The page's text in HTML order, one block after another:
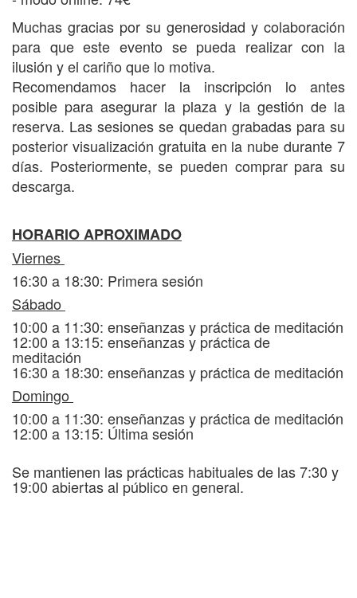
Se aportan textos de apoyo, audios de práctica,
sumarios de los puntos vistos y esquemas o mapas
mentales que ayudan a recordar y fijar la
enseñanza. Todos estos archivos se alojan en un
Aula virtual y son descargables.
Espacios para compartir dudas y preguntas.
Al terminar el curso, les enviaremos los vídeos y
audios por separado, que estarán disponibles para
su consulta durante 10 días. Posteriormente,
estarán a la venta para su descarga por 20€
durante un mes.
Muchas gracias por su generosidad y colaboración
para que este evento se pueda realizar con la
ilusión y el cariño que lo motiva.
Recomendamos hacer la inscripción lo antes
posible para asegurar la plaza y la gestión de la
reserva. Las sesiones se quedan grabadas para su
posterior visualización gratuita en la nube durante 7
días. Posteriormente, se pueden comprar para su
descarga.
a partre y está dedicada en su totalidad a sufragar
los gastos de estos servicios.
Ver información dealojamiento y comidas
HORARIO APROXIMADO
Viernes
16:30 a 18:30: Primera sesión
Sábado
10:00 a 11:30: enseñanzas y práctica de meditación
12:00 a 13:15: enseñanzas y práctica de
meditación
16:30 a 18:30: enseñanzas y práctica de meditación
Domingo
10:00 a 11:30: enseñanzas y práctica de meditación
12:00 a 13:15: Última sesión
Se mantienen las prácticas habituales de las 7:30 y
19:00 abiertas al público en general.